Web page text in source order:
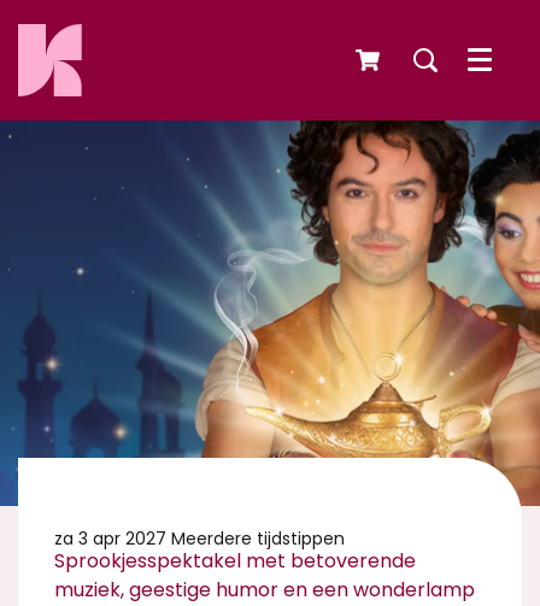
Menu
Sprookjesspektakel met betoverende
muziek, geestige humor en een wonderlamp
za 3 apr 2027 Meerdere tijdstippen